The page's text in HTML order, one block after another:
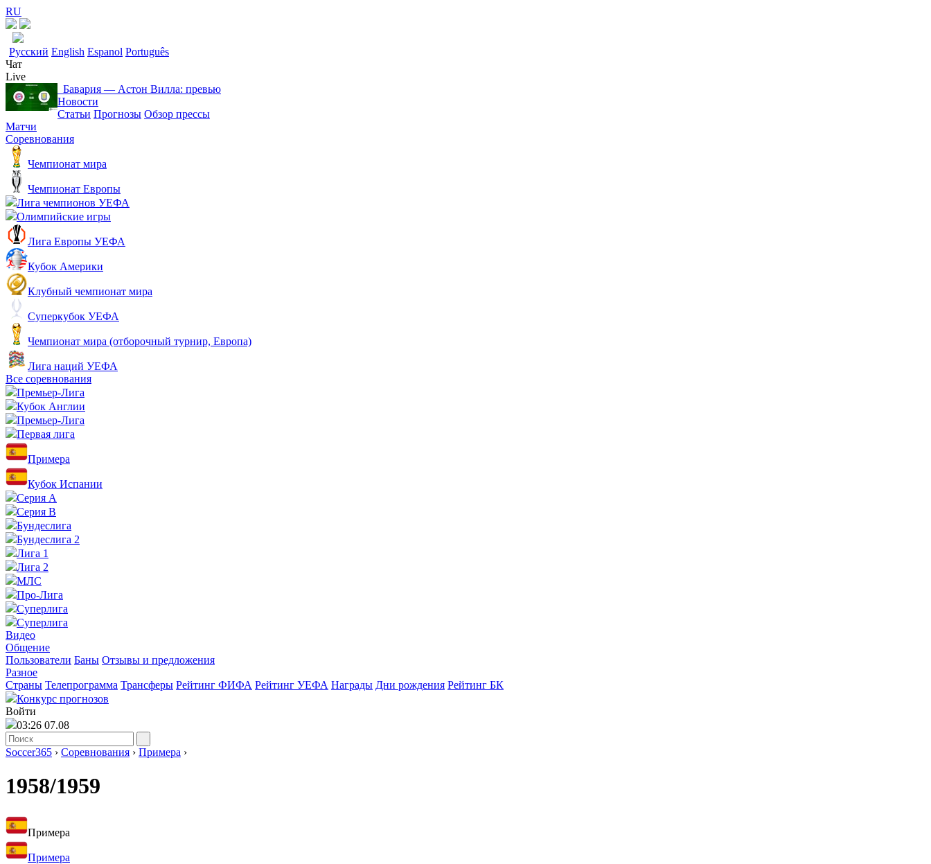
RU
Русский English Espanol Português
Чат
Live
Бавария ― Астон Вилла: превью
Новости
Статьи Прогнозы Обзор прессы
Матчи
Соревнования
Чемпионат мира
Чемпионат Европы
Лига чемпионов УЕФА
Олимпийские игры
Лига Европы УЕФА
Кубок Америки
Клубный чемпионат мира
Суперкубок УЕФА
Чемпионат мира (отборочный турнир, Европа)
Лига наций УЕФА
Все соревнования
Премьер-Лига
Кубок Англии
Премьер-Лига
Первая лига
Примера
Кубок Испании
Серия А
Серия B
Бундеслига
Бундеслига 2
Лига 1
Лига 2
МЛС
Про-Лига
Суперлига
Суперлига
Видео
Общение
Пользователи Баны Отзывы и предложения
Разное
Страны Телепрограмма Трансферы Рейтинг ФИФА Рейтинг УЕФА Награды Дни рождения Рейтинг БК
Конкурс прогнозов
Войти
03:26 07.08
Soccer365 › Соревнования › Примера ›
1958/1959
Примера
Примера